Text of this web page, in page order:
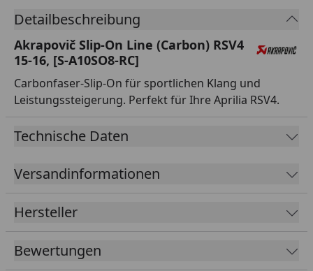
Detailbeschreibung
Akrapovič Slip-On Line (Carbon) RSV4
15-16, [S-A10SO8-RC]
Carbonfaser-Slip-On für sportlichen Klang und
Leistungssteigerung. Perfekt für Ihre Aprilia RSV4.
Technische Daten
Versandinformationen
Hersteller
Bewertungen